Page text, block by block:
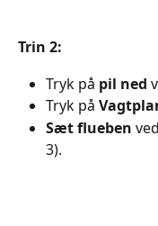
Trin 2:
Tryk på pil ned
Tryk på
Sæt flueben ved
3).